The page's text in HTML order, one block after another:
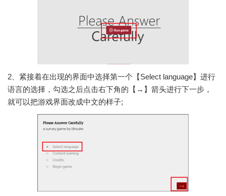
2、紧接着在出现的界面中选择第一个【Select language】进行
语言的选择，勾选之后点击右下角的【→】箭头进行下一步，
就可以把游戏界面改成中文的样子;